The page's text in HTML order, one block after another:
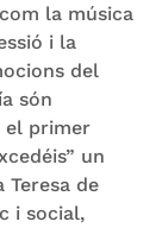
la música
i la
del
són
el primer
un
Teresa de
i social,